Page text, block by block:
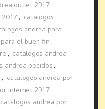
outlet 2017 ,
, catalogos
andrea para
el buen fin ,
, catalogos andrea
andrea pedidos ,
, catalogos andrea por
internet 2017 ,
catalogos andrea por